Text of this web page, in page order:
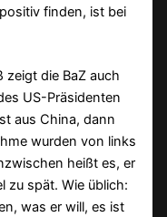
finden, ist bei
zeigt die BaZ auch
US-Präsidenten
aus China, dann
wurden von links
heißt es, er
zu spät. Wie üblich:
was er will, es ist